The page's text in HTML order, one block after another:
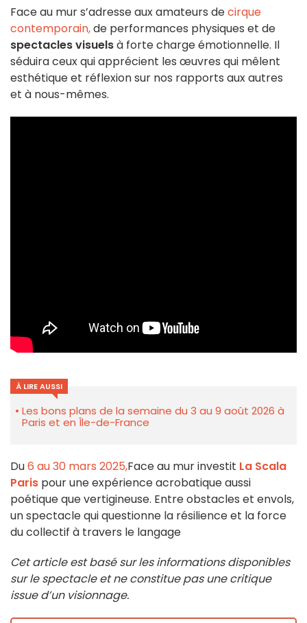
Face au mur s’adresse aux amateurs decirque
contemporain,de performances physiques et de
spectacles visuelsà forte charge émotionnelle. Il
séduira ceux qui apprécient les œuvres qui mêlent
esthétique et réflexion sur nos rapports aux autres
et à nous-mêmes.
À LIRE AUSSI
Les bons plans de la semaine du 3 au 9 août 2026 à
Paris et en Île-de-France
Du6 au 30 mars 2025,Face au mur investit La Scala
Paris pour une expérience acrobatique aussi
poétique que vertigineuse. Entre obstacles et envols,
un spectacle qui questionne la résilience et la force
du collectif à travers le langage
Cet article est basé sur les informations disponibles
sur le spectacle et ne constitue pas une critique
issue d’un visionnage.